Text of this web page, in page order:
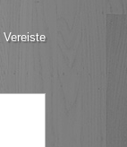
Vereiste